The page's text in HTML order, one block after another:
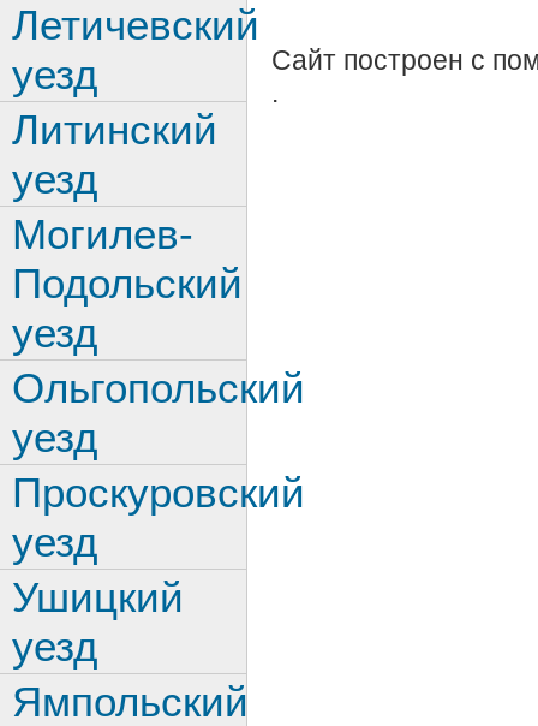
Сайт построен с
.
Летичевский
уезд
Литинский
уезд
Могилев-
Подольский
уезд
Ольгопольский
уезд
Проскуровский
уезд
Ушицкий
уезд
Ямпольский